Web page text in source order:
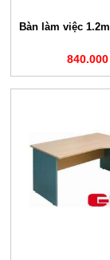
Bàn làm việc
840.000